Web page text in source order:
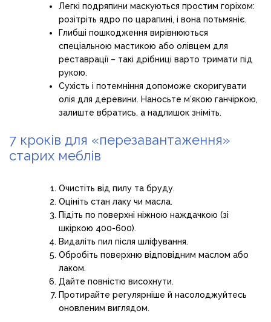
Легкі подряпини маскуються простим горіхом:
розітріть ядро по царапині, і вона потьмяніє.
Глибші пошкодження вирівнюються
спеціальною мастикою або олівцем для
реставрації – такі дрібниці варто тримати під
рукою.
Сухість і потемніння допоможе скоригувати
олія для деревини. Наносьте м’якою ганчіркою,
залиште вбратись, а надлишок зніміть.
7 кроків для «перезавантаження»
старих меблів
Очистіть від пилу та бруду.
Оцініть стан лаку чи масла.
Підіть по поверхні ніжною наждачкою (зі
шкіркою 400-600).
Видаліть пил після шліфування.
Обробіть поверхню відповідним маслом або
лаком.
Дайте повністю висохнути.
Протирайте регулярніше й насолоджуйтесь
оновленим виглядом.